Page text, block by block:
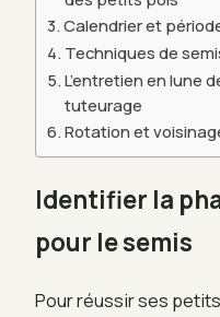
Calendrier et
Techniques de
L’entretien en lune
tuteurage
Rotation et
Identifier la
pour le semis
Pour réussir ses